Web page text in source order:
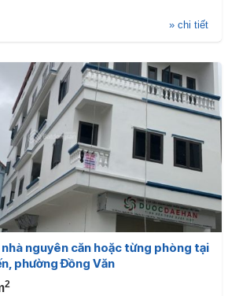
» chi tiết
nguyên căn hoặc từng phòng tại
phường Đồng Văn
2